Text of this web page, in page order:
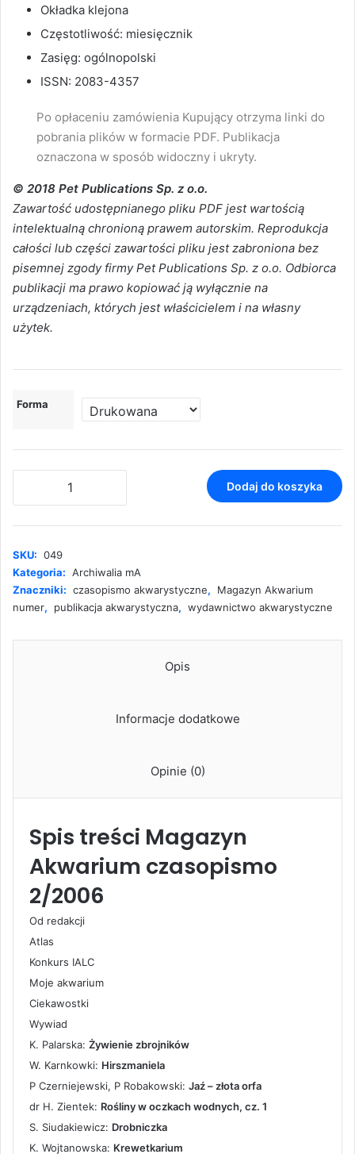
Okładka klejona
Częstotliwość: miesięcznik
Zasięg: ogólnopolski
ISSN: 2083-4357
Po opłaceniu zamówienia Kupujący otrzyma linki do
pobrania plików w formacie PDF. Publikacja
oznaczona w sposób widoczny i ukryty.
© 2018 Pet Publications Sp. z o.o.
Zawartość udostępnianego pliku PDF jest wartością
intelektualną chronioną prawem autorskim. Reprodukcja
całości lub części zawartości pliku jest zabroniona bez
pisemnej zgody firmy Pet Publications Sp. z o.o. Odbiorca
publikacji ma prawo kopiować ją wyłącznie na
urządzeniach, których jest właścicielem i na własny
użytek.
Forma
nr
(49)
Dodaj do koszyka
SKU: 049
Kategoria: Archiwalia mA
Znaczniki: czasopismo akwarystyczne,
Magazyn Akwarium
numer, publikacja akwarystyczna, wydawnictwo akwarystyczne
Opis
Informacje dodatkowe
Opinie (0)
Spis treści Magazyn
Akwarium czasopismo
2/2006
Od redakcji
Atlas
Konkurs IALC
Moje akwarium
Ciekawostki
Wywiad
K. Palarska: Żywienie zbrojników
W. Karnkowki: Hirszmaniela
P Czerniejewski, P Robakowski: Jaź – złota orfa
dr H. Zientek: Rośliny w oczkach wodnych, cz. 1
S. Siudakiewicz: Drobniczka
K. Wojtanowska: Krewetkarium